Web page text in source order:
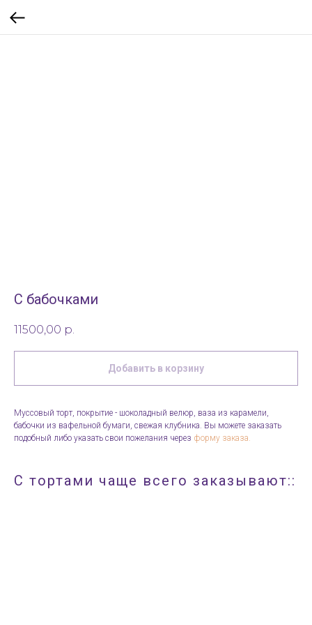
С бабочками
11500,00 р.
Добавить в корзину
Муссовый торт, покрытие - шоколадный велюр, ваза из карамели,
бабочки из вафельной бумаги, свежая клубника. Вы можете заказать
подобный либо указать свои пожелания через форму заказа.
С тортами чаще всего заказывают::